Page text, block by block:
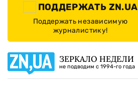
ПОДДЕРЖАТЬ ZN.UA
Поддержать независимую
журналистику!
ЗЕРКАЛО НЕДЕЛИ
не подводим с 1994-го года